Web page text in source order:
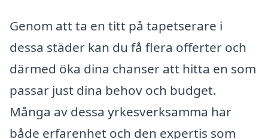
Genom att ta en titt på tapetserare i
dessa städer kan du få flera offerter och
därmed öka dina chanser att hitta en som
passar just dina behov och budget.
Många av dessa yrkesverksamma har
både erfarenhet och den expertis som